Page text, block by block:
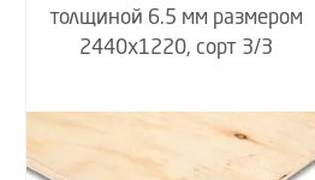
толщиной 6.5 мм размером
2440х1220, сорт 3/3